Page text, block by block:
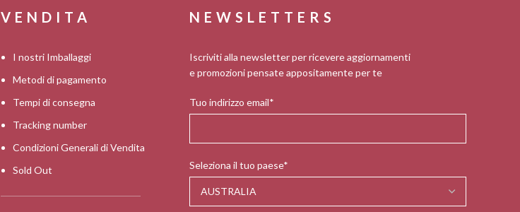
VENDITA
I nostri Imballaggi
Metodi di pagamento
Tempi di consegna
Tracking number
Condizioni Generali di Vendita
Sold Out
NEWSLETTERS
Iscriviti alla newsletter per ricevere aggiornamenti
e promozioni pensate appositamente per te
Tuo indirizzo email*
Seleziona il tuo paese*